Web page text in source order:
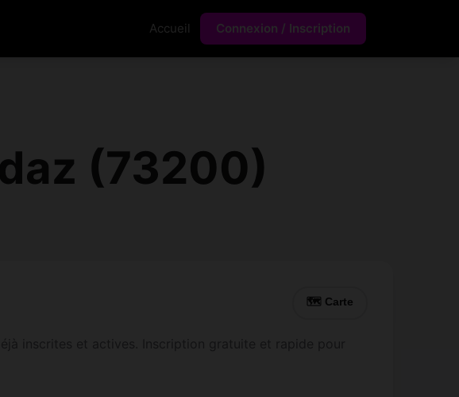
Accueil Connexion / Inscription
(73200)
🗺 Carte